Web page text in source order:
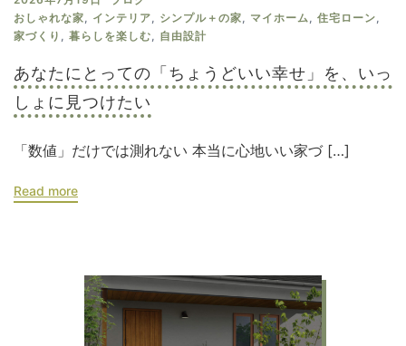
おしゃれな家, インテリア, シンプル＋の家, マイホーム, 住宅ローン,
家づくり , 暮らしを楽しむ, 自由設計
あなたにとっての「ちょうどいい幸せ」を、いっ
しょに見つけたい
「数値」だけでは測れない 本当に心地いい家づ […]
Read more